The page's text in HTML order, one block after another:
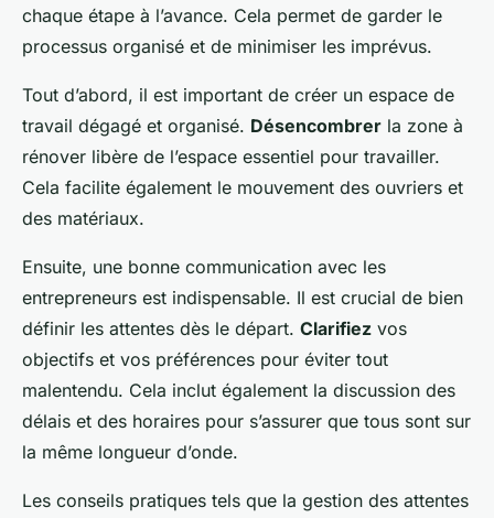
chaque étape à l’avance. Cela permet de garder le
processus organisé et de minimiser les imprévus.
Tout d’abord, il est important de créer un espace de
travail dégagé et organisé. Désencombrer la zone à
rénover libère de l’espace essentiel pour travailler.
Cela facilite également le mouvement des ouvriers et
des matériaux.
Ensuite, une bonne communication avec les
entrepreneurs est indispensable. Il est crucial de bien
définir les attentes dès le départ. Clarifiez vos
objectifs et vos préférences pour éviter tout
malentendu. Cela inclut également la discussion des
délais et des horaires pour s’assurer que tous sont sur
la même longueur d’onde.
Les conseils pratiques tels que la gestion des attentes